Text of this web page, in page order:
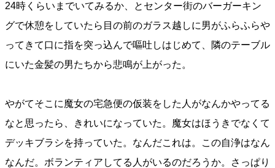
24時くらいまでいてみるか、とセンター街のバーガーキン
グで休憩をしていたら目の前のガラス越しに男がふらふらや
ってきて口に指を突っ込んで嘔吐しはじめて、隣のテーブル
にいた金髪の男たちから悲鳴が上がった。
やがてそこに魔女の宅急便の仮装をした人がなんかやってる
なと思ったら、きれいになっていた。魔女はほうきでなくて
デッキブラシを持っていた。なんだこれは。この自浄はなん
なんだ。ボランティアしてる人がいるのだろうか。さっぱり